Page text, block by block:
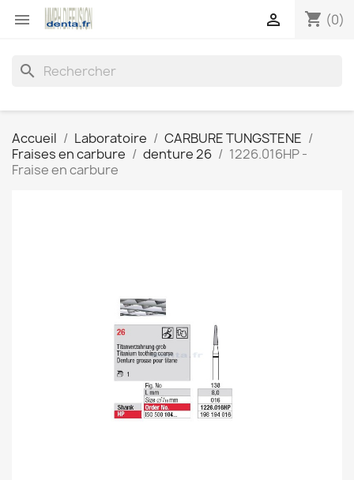
 shopping_cart (0)

search
Accueil Laboratoire
CARBURE TUNGSTENE
Fraises en carbure
denture 26
1226.016HP -
Fraise en carbure